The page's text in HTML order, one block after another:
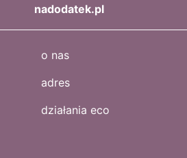
nadodatek.pl
o nas
adres
działania eco